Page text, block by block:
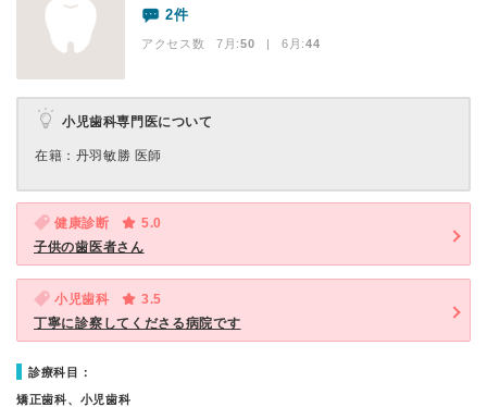
2件
アクセス数 7月:50 | 6月:44
小児歯科専門医について
在籍：丹羽敏勝 医師
健康診断
5.0
子供の歯医者さん
小児歯科
3.5
丁寧に診察してくださる病院です
診療科目：
矯正歯科、小児歯科